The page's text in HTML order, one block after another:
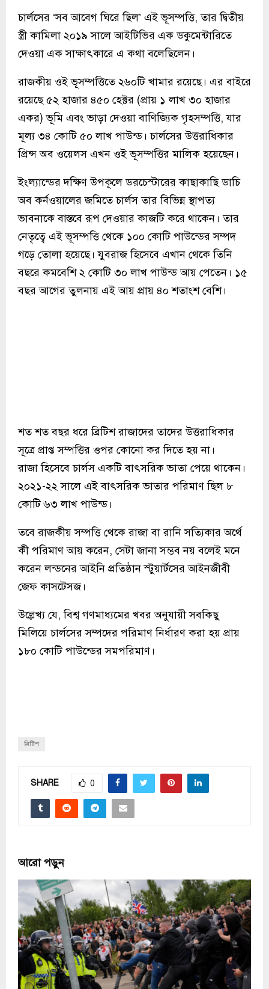
চার্লসের ‘সব আবেগ ঘিরে ছিল’ এই ভূসম্পত্তি, তার দ্বিতীয়
স্ত্রী কামিলা ২০১৯ সালে আইটিভির এক ডকুমেন্টারিতে
দেওয়া এক সাক্ষাৎকারে এ কথা বলেছিলেন।
রাজকীয় ওই ভূসম্পত্তিতে ২৬০টি খামার রয়েছে। এর বাইরে
রয়েছে ৫২ হাজার ৪৫০ হেক্টর (প্রায় ১ লাখ ৩০ হাজার
একর) ভূমি এবং ভাড়া দেওয়া বাণিজ্যিক গৃহসম্পত্তি, যার
মূল্য ৩৪ কোটি ৫০ লাখ পাউন্ড। চার্লসের উত্তরাধিকার
প্রিন্স অব ওয়েলস এখন ওই ভূসম্পত্তির মালিক হয়েছেন।
ইংল্যান্ডের দক্ষিণ উপকূলে ডরচেস্টারের কাছাকাছি ডাচি
অব কর্নওয়ালের জমিতে চার্লস তার বিভিন্ন স্থাপত্য
ভাবনাকে বাস্তবে রূপ দেওয়ার কাজটি করে থাকেন। তার
নেতৃত্বে এই ভূসম্পত্তি থেকে ১০০ কোটি পাউন্ডের সম্পদ
গড়ে তোলা হয়েছে। যুবরাজ হিসেবে এখান থেকে তিনি
বছরে কমবেশি ২ কোটি ৩০ লাখ পাউন্ড আয় পেতেন। ১৫
বছর আগের তুলনায় এই আয় প্রায় ৪০ শতাংশ বেশি।
শত শত বছর ধরে ব্রিটিশ রাজাদের তাদের উত্তরাধিকার
সূত্রে প্রাপ্ত সম্পত্তির ওপর কোনো কর দিতে হয় না।
রাজা হিসেবে চার্লস একটি বাৎসরিক ভাতা পেয়ে থাকেন।
২০২১-২২ সালে এই বাৎসরিক ভাতার পরিমাণ ছিল ৮
কোটি ৬৩ লাখ পাউন্ড।
তবে রাজকীয় সম্পত্তি থেকে রাজা বা রানি সত্যিকার অর্থে
কী পরিমাণ আয় করেন, সেটা জানা সম্ভব নয় বলেই মনে
করেন লন্ডনের আইনি প্রতিষ্ঠান স্টুয়ার্টসের আইনজীবী
জেফ কাসটেসজ।
উল্লেখ্য যে, বিশ্ব গণমাধ্যমের খবর অনুযায়ী সবকিছু
মিলিয়ে চার্লসের সম্পদের পরিমাণ নির্ধারণ করা হয় প্রায়
১৮০ কোটি পাউন্ডের সমপরিমাণ।
ব্রিটিশ
SHARE 0
আরো পড়ুন